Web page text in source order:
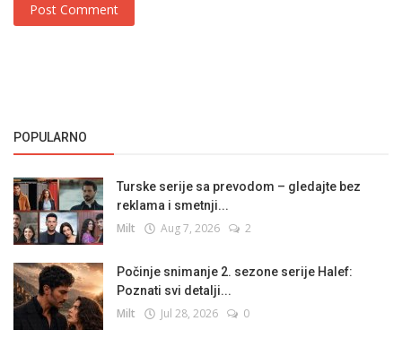
Post Comment
POPULARNO
Turske serije sa prevodom – gledajte bez
reklama i smetnji...
Milt Aug 7, 2026 2
Počinje snimanje 2. sezone serije Halef:
Poznati svi detalji...
Milt Jul 28, 2026 0